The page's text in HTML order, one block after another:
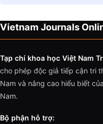
Vietnam Journals
Tạp chí khoa học Việt Nam
cho phép độc giả tiếp cận tri
Nam và nâng cao hiểu biết
Nam.
Bộ phận hỗ trợ: